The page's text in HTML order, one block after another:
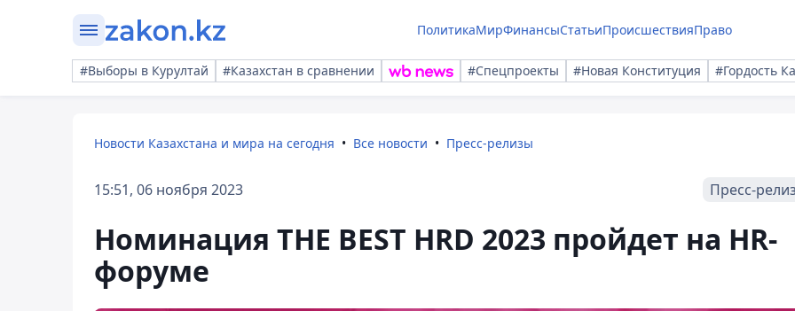
ПолитикаМирФинансыСтатьиПроисшествияПраво
#Выборы в Курултай #Казахстан в сравнении #Спецпроекты #Новая Конституция #Гордость
Новости Казахстана и мира на сегодня Все новости Пресс-релизы
15:51, 06 ноября 2023 Пресс-
Номинация THE BEST HRD 2023 пройдет на HR-
форуме